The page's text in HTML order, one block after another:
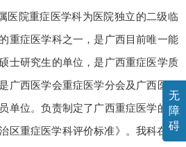
无
障
碍
院重症医学科为医院独立的二级临
重症医学科之一，是广西目前唯一能
士研究生的单位，是广西重症医学质
广西医学会重症医学分会及广西医师
单位。负责制定了广西重症医学的行
重症医学科评价标准》。我科在国